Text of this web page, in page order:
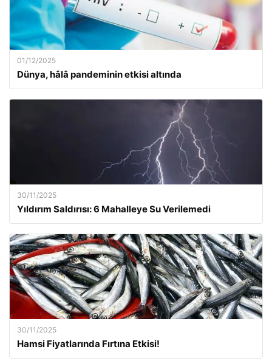
01/12/2025
Dünya, hâlâ pandeminin etkisi altında
30/11/2025
Yıldırım Saldırısı: 6 Mahalleye Su Verilemedi
30/11/2025
Hamsi Fiyatlarında Fırtına Etkisi!